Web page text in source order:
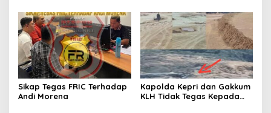
Desa Bencah Kelubi
Jampidsus
Sikap Tegas FRIC Terhadap
Andi Morena
Kapolda Kepri dan Gakkum
KLH Tidak Tegas Kepada